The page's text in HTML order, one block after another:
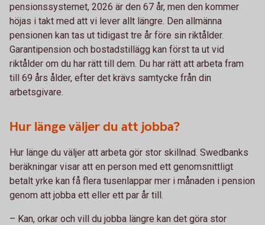
pensionssystemet, 2026 är den 67 år, men den kommer
höjas i takt med att vi lever allt längre. Den allmänna
pensionen kan tas ut tidigast tre år före sin riktålder.
Garantipension och bostadstillägg kan först ta ut vid
riktålder om du har rätt till dem. Du har rätt att arbeta fram
till 69 års ålder, efter det krävs samtycke från din
arbetsgivare.
Hur länge väljer du att jobba?
Hur länge du väljer att arbeta gör stor skillnad. Swedbanks
beräkningar visar att en person med ett genomsnittligt
betalt yrke kan få flera tusenlappar mer i månaden i pension
genom att jobba ett eller ett par år till.
– Kan, orkar och vill du jobba längre kan det göra stor